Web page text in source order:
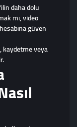
daha dolu
mı, video
güven
kaydetme veya